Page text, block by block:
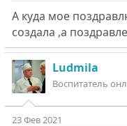
А куда мое
создала ,а
Ludmila
Воспитатель
23 Фев 2021